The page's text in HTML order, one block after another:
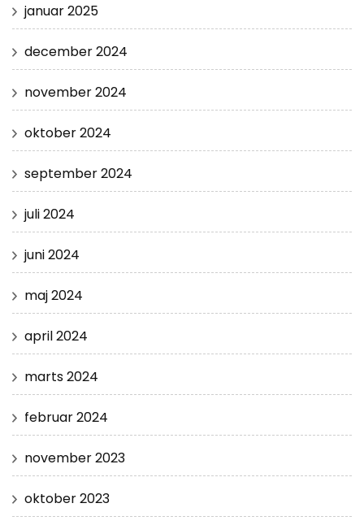
januar 2025
december 2024
november 2024
oktober 2024
september 2024
juli 2024
juni 2024
maj 2024
april 2024
marts 2024
februar 2024
november 2023
oktober 2023